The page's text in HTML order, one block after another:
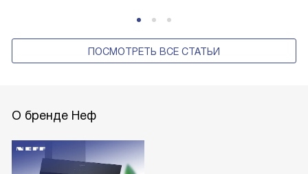
ПОСМОТРЕТЬ ВСЕ СТАТЬИ
О бренде Неф